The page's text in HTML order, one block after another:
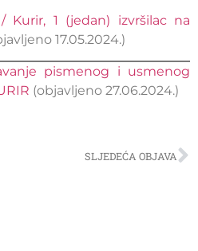
Kurir, 1 (jedan) izvršilac na
17.05.2024.)
pismenog i usmenog
(objavljeno 27.06.2024.)
SLJEDEĆA OBJAVA